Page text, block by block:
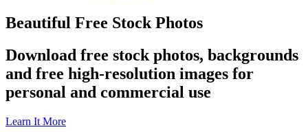
Beautiful Free Stock Photos
Download free stock photos, backgrounds
and free high-resolution images for
personal and commercial use
Learn It More